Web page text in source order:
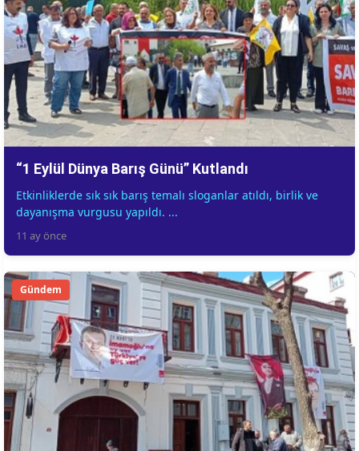
“1 Eylül Dünya Barış Günü” Kutlandı
Etkinliklerde sık sık barış temalı sloganlar atıldı, birlik ve
dayanışma vurgusu yapıldı. ...
11 ay önce
Gündem